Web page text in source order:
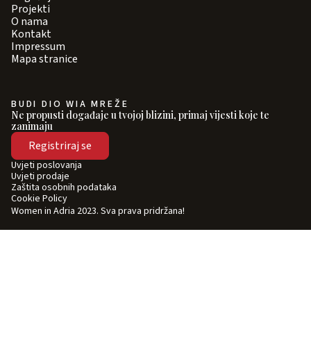
Projekti
O nama
Kontakt
Impressum
Mapa stranice
BUDI DIO WIA MREŽE
Ne propusti događaje u tvojoj blizini, primaj vijesti koje te
zanimaju
Registriraj se
Women in Adria 2023. Sva prava pridržana!
Uvjeti poslovanja
Uvjeti prodaje
Zaštita osobnih podataka
Cookie Policy